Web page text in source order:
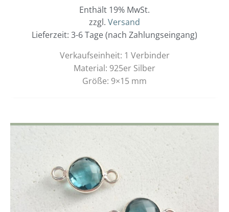
Enthält 19% MwSt.
zzgl. Versand
Lieferzeit: 3-6 Tage (nach Zahlungseingang)
Verkaufseinheit: 1 Verbinder
Material: 925er Silber
Größe: 9×15 mm